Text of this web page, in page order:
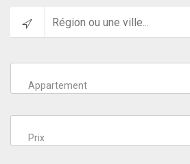
Appartement
Prix